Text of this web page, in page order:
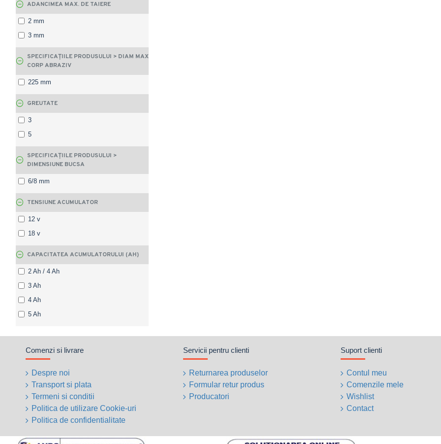
TENSIUNE ACUMULATOR
12 v
18 v
CAPACITATEA ACUMULATORULUI (AH)
2 Ah / 4 Ah
3 Ah
4 Ah
5 Ah
ADANCIMEA MAX. DE TAIERE
2 mm
3 mm
SPECIFICAȚIILE PRODUSULUI > DIAM MAX
CORP ABRAZIV
225 mm
GREUTATE
3
5
SPECIFICAȚIILE PRODUSULUI >
DIMENSIUNE BUCSA
6/8 mm
Comenzi si livrare
Despre noi
Transport si plata
Termeni si conditii
Politica de utilizare Cookie-uri
Politica de confidentialitate
Servicii pentru clienti
Returnarea produselor
Formular retur produs
Producatori
Suport clienti
Contul meu
Comenzile mele
Wishlist
Contact